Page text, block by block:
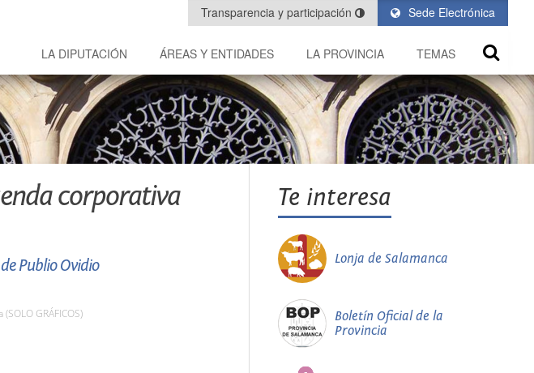
Sede Electrónica
Transparencia y participación
LA DIPUTACIÓN ÁREAS Y ENTIDADES LA PROVINCIA TEMAS
corporativa
Publio Ovidio
GRÁFICOS)
Te interesa
Lonja de Salamanca
Boletín Oficial de la
Provincia